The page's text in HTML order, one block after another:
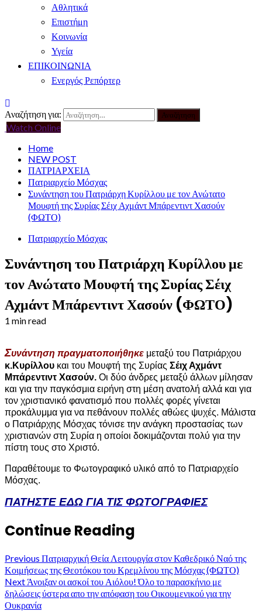
Αθλητικά
Επιστήμη
Κοινωνία
Υγεία
ΕΠΙΚΟΙΝΩΝΙΑ
Ενεργός Ρεπόρτερ
Αναζήτηση για:
Watch Online
Home
NEW POST
ΠΑΤΡΙΑΡΧΕΙΑ
Πατριαρχείο Μόσχας
Συνάντηση του Πατριάρχη Κυρίλλου με τον Ανώτατο
Μουφτή της Συρίας Σέιχ Αχμάντ Μπάρεντιντ Χασούν
(ΦΩΤΟ)
Πατριαρχείο Μόσχας
Συνάντηση του Πατριάρχη Κυρίλλου με
τον Ανώτατο Μουφτή της Συρίας Σέιχ
Αχμάντ Μπάρεντιντ Χασούν (ΦΩΤΟ)
1 min read
Συνάντηση πραγματοποιήθηκε μεταξύ του Πατριάρχου
κ.Κυρίλλου και του Μουφτή της Συρίας Σέιχ Αχμάντ
Μπάρεντιντ Χασούν. Οι δύο άνδρες μεταξύ άλλων μίλησαν
και για την παγκόσμια ειρήνη στη μέση ανατολή αλλά και για
τον χριστιανικό φανατισμό που πολλές φορές γίνεται
προκάλυμμα για να πεθάνουν πολλές αθώες ψυχές. Μάλιστα
ο Πατριάρχης Μόσχας τόνισε την ανάγκη προστασίας των
χριστιανών στη Συρία η οποίοι δοκιμάζονται πολύ για την
πίστη τους στο Χριστό.
Παραθέτουμε το Φωτογραφικό υλικό από το Πατριαρχείο
Μόσχας.
ΠΑΤΗΣΤΕ ΕΔΩ ΓΙΑ ΤΙΣ ΦΩΤΟΓΡΑΦΙΕΣ
Continue Reading
Previous Πατριαρχική Θεία Λειτουργία στον Καθεδρικό Ναό της
Κοιμήσεως της Θεοτόκου του Κρεμλίνου της Μόσχας (ΦΩΤΟ)
Next Άνοιξαν οι ασκοί του Αιόλου! Όλο το παρασκήνιο με
δηλώσεις ύστερα απο την απόφαση του Οικουμενικού για την
Ουκρανία